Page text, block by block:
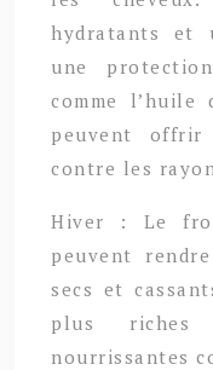
hydratants et
une
comme l’huile
peuvent
contre les
Hiver : Le
peuvent
secs et
plus
nourrissantes